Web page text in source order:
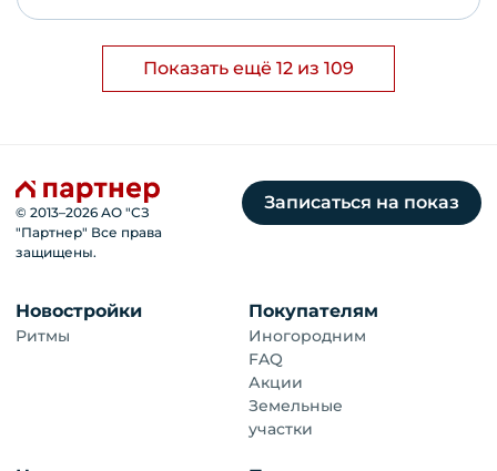
Показать ещё 12 из 109
© 2013–2026 АО "СЗ
"Партнер" Все права
защищены.
Записаться на показ
Новостройки
Ритмы
Покупателям
Иногородним
FAQ
Акции
Земельные
участки